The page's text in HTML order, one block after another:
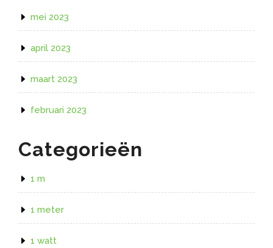
mei 2023
april 2023
maart 2023
februari 2023
Categorieën
1 m
1 meter
1 watt